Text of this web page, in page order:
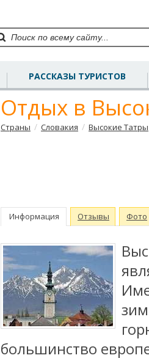
РАССКАЗЫ ТУРИСТОВ
Отдых в
Страны / Словакия / Высокие Татры
Информация Отзывы Фото
большинство